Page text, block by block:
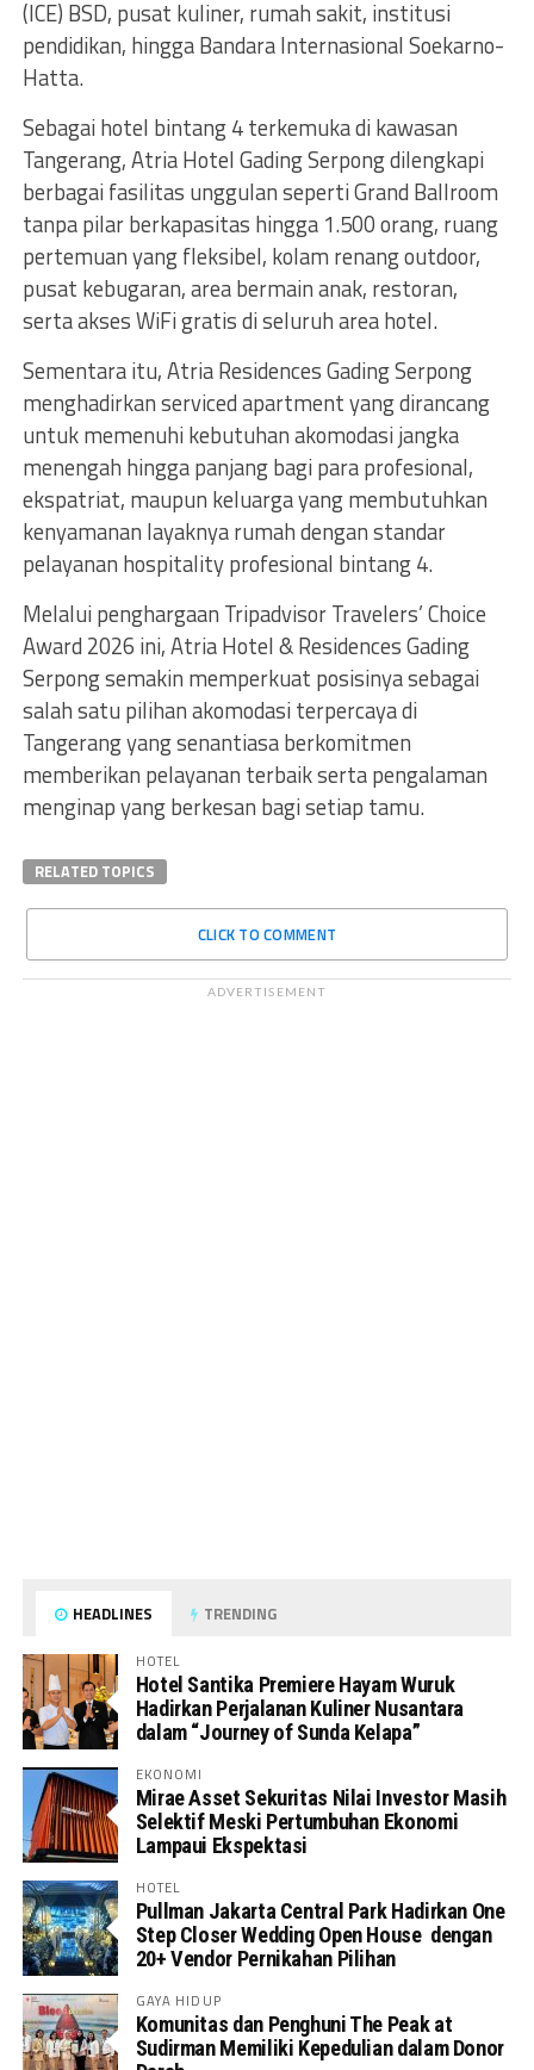
(ICE) BSD, pusat kuliner, rumah sakit, institusi
pendidikan, hingga Bandara Internasional Soekarno-
Hatta.
Sebagai hotel bintang 4 terkemuka di kawasan
Tangerang, Atria Hotel Gading Serpong dilengkapi
berbagai fasilitas unggulan seperti Grand Ballroom
tanpa pilar berkapasitas hingga 1.500 orang, ruang
pertemuan yang fleksibel, kolam renang outdoor,
pusat kebugaran, area bermain anak, restoran,
serta akses WiFi gratis di seluruh area hotel.
Sementara itu, Atria Residences Gading Serpong
menghadirkan serviced apartment yang dirancang
untuk memenuhi kebutuhan akomodasi jangka
menengah hingga panjang bagi para profesional,
ekspatriat, maupun keluarga yang membutuhkan
kenyamanan layaknya rumah dengan standar
pelayanan hospitality profesional bintang 4.
Melalui penghargaan Tripadvisor Travelers’ Choice
Award 2026 ini, Atria Hotel & Residences Gading
Serpong semakin memperkuat posisinya sebagai
salah satu pilihan akomodasi terpercaya di
Tangerang yang senantiasa berkomitmen
memberikan pelayanan terbaik serta pengalaman
menginap yang berkesan bagi setiap tamu.
RELATED TOPICS
CLICK TO COMMENT
ADVERTISEMENT
HEADLINES TRENDING
HOTEL
Hotel Santika Premiere Hayam Wuruk
Hadirkan Perjalanan Kuliner Nusantara
dalam “Journey of Sunda Kelapa”
EKONOMI
Mirae Asset Sekuritas Nilai Investor Masih
Selektif Meski Pertumbuhan Ekonomi
Lampaui Ekspektasi
HOTEL
Pullman Jakarta Central Park Hadirkan One
Step Closer Wedding Open House dengan
20+ Vendor Pernikahan Pilihan
GAYA HIDUP
Komunitas dan Penghuni The Peak at
Sudirman Memiliki Kepedulian dalam Donor